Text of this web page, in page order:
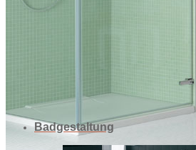
Bei allem was unseren Heizungs-
und Markenartikeln die eine
Die Firma Christel GmbH ist
Handwerksrolle der
Badgestaltung